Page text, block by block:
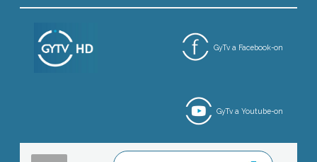
GyTv a Facebook-on
GyTv a Youtube-on